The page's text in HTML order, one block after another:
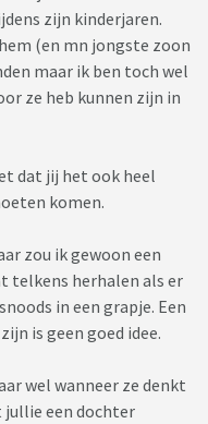
zijn kinderjaren.
(en mn jongste zoon
maar ik ben toch wel
ze heb kunnen zijn in
dat jij het ook heel
komen.
zou ik gewoon een
telkens herhalen als er
in een grapje. Een
is geen goed idee.
wel wanneer ze denkt
jullie een dochter